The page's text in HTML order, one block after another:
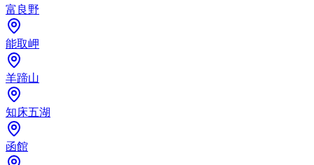
富良野
能取岬
羊蹄山
知床五湖
函館